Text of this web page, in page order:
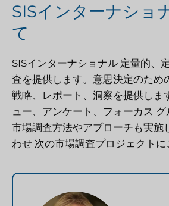
SISインターナショ
て
SISインターナショナル 定量的、
査を提供します。意思決定のため
戦略、レポート、洞察を提供しま
ュー、アンケート、フォーカス
市場調査方法やアプローチも実施
わせ 次の市場調査プロジェクトに